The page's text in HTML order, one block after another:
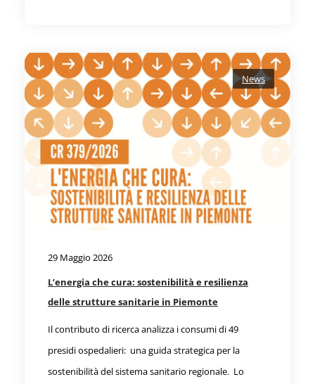
News
29 Maggio 2026
L’energia che cura: sostenibilità e resilienza
delle strutture sanitarie in Piemonte
Il contributo di ricerca analizza i consumi di 49
presidi ospedalieri: una guida strategica per la
sostenibilità del sistema sanitario regionale. Lo